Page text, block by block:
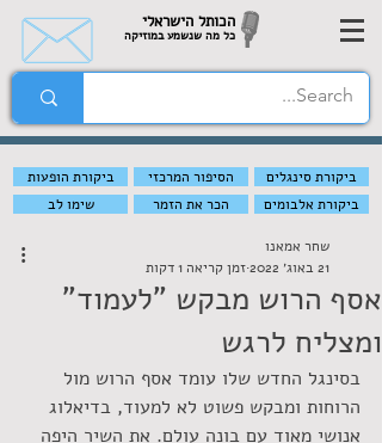
הכותל הישראלי
כל מה שנשמע במוזיקה
ביקורת הופעות הסיפור המרכזי
ביקורת סינגלים
שימו לב
הכר את הזמר ביקורת אלבומים
אסף הרוש מבקש "לעמוד"
ומצליח לרגש
שחר אמאנו
21 באוג׳ 2022
זמן קריאה 1 דקות
בסינגל החדש שלו עומד אסף הרוש מול
הרוחות ומבקש פשוט לא למעוד, בדיאלוג
אנושי מאוד עם בונה עולם. את השיר היפה